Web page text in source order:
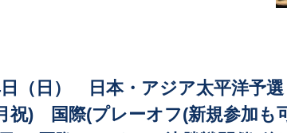
（日） 日本・アジア太平洋予
祝) 国際(プレーオフ(新規参加も